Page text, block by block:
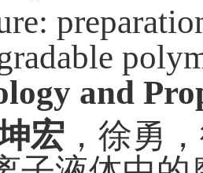
and
宏 ，徐勇